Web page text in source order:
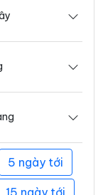
5 ngày tới
15 ngày tới